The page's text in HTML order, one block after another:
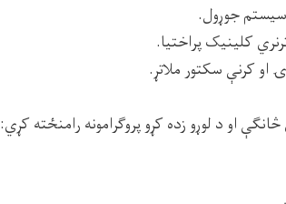
سیستم جوړول.
کلینیک پراختیا.
او کرنې سکتور ملاتړ.
او د لوړو زده کړو پروګرامونه رامنځته کړي: